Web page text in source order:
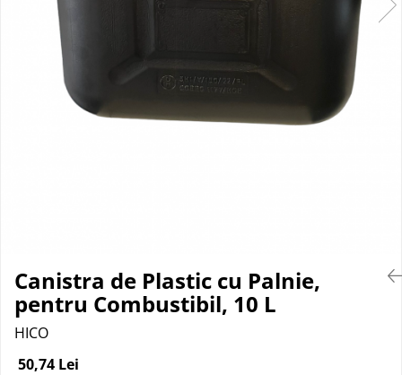
Organizatoare auto
Parasolare si jaluzele
Suporturi bauturi
Tratament Hidrofob
Canistra de Plastic cu Palnie,
pentru Combustibil, 10 L
HICO
50,74 Lei